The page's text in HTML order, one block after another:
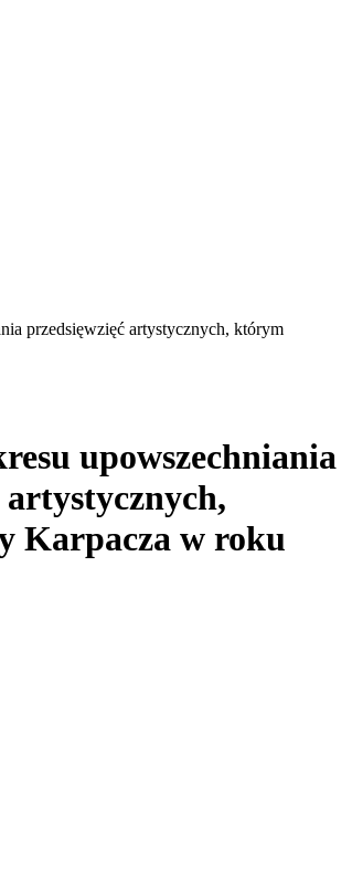
przedsięwzięć artystycznych, którym
upowszechniania
Karpacza w roku